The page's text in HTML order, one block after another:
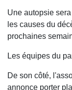
Une autopsie
les causes du
prochaines
Les équipes du
De son côté,
annonce porter